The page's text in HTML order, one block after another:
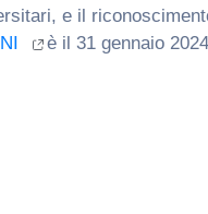
e il
è il 31 gennaio